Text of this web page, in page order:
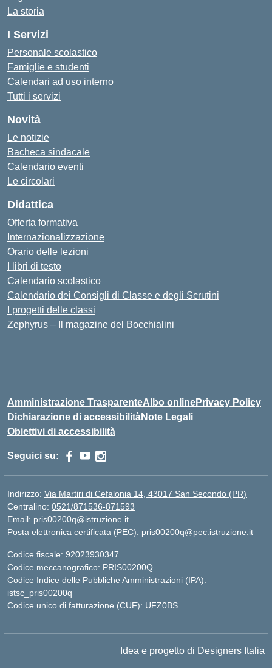
La storia
I Servizi
Personale scolastico
Famiglie e studenti
Calendari ad uso interno
Tutti i servizi
Novità
Le notizie
Bacheca sindacale
Calendario eventi
Le circolari
Didattica
Offerta formativa
Internazionalizzazione
Orario delle lezioni
I libri di testo
Calendario scolastico
Calendario dei Consigli di Classe e degli Scrutini
I progetti delle classi
Zephyrus – Il magazine del Bocchialini
Amministrazione TrasparenteAlbo onlinePrivacy Policy
Dichiarazione di accessibilitàNote Legali
Obiettivi di accessibilità
Seguici su:
Indirizzo: Via Martiri di Cefalonia 14, 43017 San Secondo (PR)
Centralino: 0521/871536-871593
Email: pris00200q@istruzione.it
Posta elettronica certificata (PEC): pris00200q@pec.istruzione.it
Codice fiscale: 92023930347
Codice meccanografico: PRIS00200Q
Codice Indice delle Pubbliche Amministrazioni (IPA):
istsc_pris00200q
Codice unico di fatturazione (CUF): UFZ0BS
Idea e progetto di Designers Italia